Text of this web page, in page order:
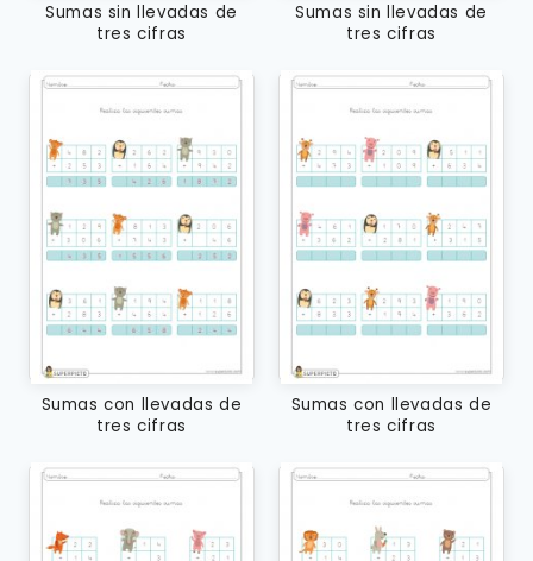
Sumas sin llevadas de
tres cifras
Sumas sin llevadas de
tres cifras
Sumas con llevadas de
tres cifras
Sumas con llevadas de
tres cifras